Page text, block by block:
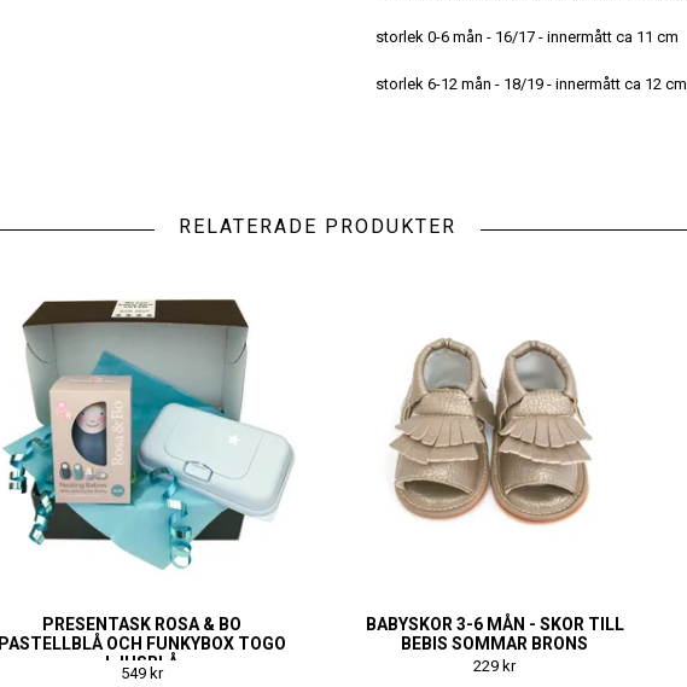
storlek 0-6 mån - 16/17 - innermått ca 11 cm
storlek 6-12 mån - 18/19 - innermått ca 12 cm
RELATERADE PRODUKTER
PRESENTASK ROSA & BO
PASTELLBLÅ OCH FUNKYBOX TOGO
LJUSBLÅ
549 kr
BABYSKOR 3-6 MÅN - SKOR TILL
BEBIS SOMMAR BRONS
229 kr